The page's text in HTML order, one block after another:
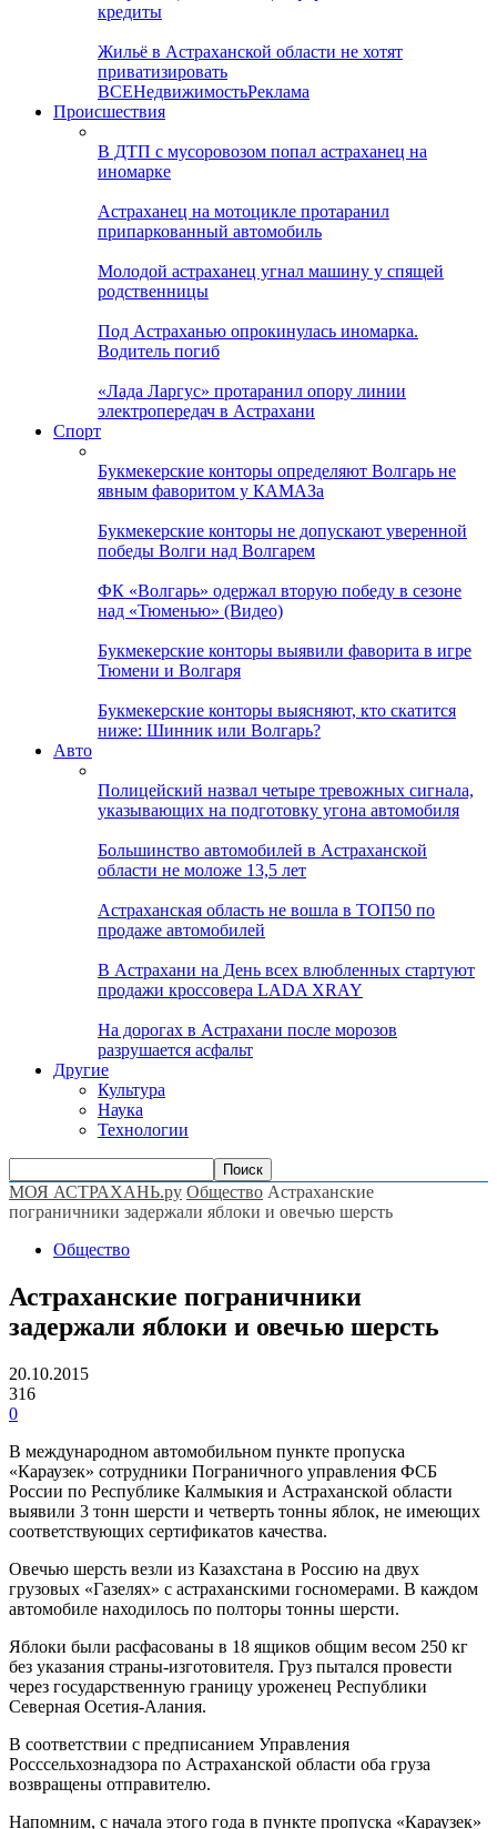
кредиты
Жильё в Астраханской области не хотят
приватизировать
ВСЕНедвижимостьРеклама
Происшествия
В ДТП с мусоровозом попал астраханец на
иномарке
Астраханец на мотоцикле протаранил
припаркованный автомобиль
Молодой астраханец угнал машину у спящей
родственницы
Под Астраханью опрокинулась иномарка.
Водитель погиб
«Лада Ларгус» протаранил опору линии
электропередач в Астрахани
Спорт
Букмекерские конторы определяют Волгарь не
явным фаворитом у КАМАЗа
Букмекерские конторы не допускают уверенной
победы Волги над Волгарем
ФК «Волгарь» одержал вторую победу в сезоне
над «Тюменью» (Видео)
Букмекерские конторы выявили фаворита в игре
Тюмени и Волгаря
Букмекерские конторы выясняют, кто скатится
ниже: Шинник или Волгарь?
Авто
Полицейский назвал четыре тревожных сигнала,
указывающих на подготовку угона автомобиля
Большинство автомобилей в Астраханской
области не моложе 13,5 лет
Астраханская область не вошла в ТОП50 по
продаже автомобилей
В Астрахани на День всех влюбленных стартуют
продажи кроссовера LADA XRAY
На дорогах в Астрахани после морозов
разрушается асфальт
Другие
Культура
Наука
Технологии
МОЯ АСТРАХАНЬ.ру Общество Астраханские
пограничники задержали яблоки и овечью шерсть
Общество
Астраханские пограничники
задержали яблоки и овечью шерсть
20.10.2015
316
0
В международном автомобильном пункте пропуска
«Караузек» сотрудники Пограничного управления ФСБ
России по Республике Калмыкия и Астраханской области
выявили 3 тонн шерсти и четверть тонны яблок, не имеющих
соответствующих сертификатов качества.
Овечью шерсть везли из Казахстана в Россию на двух
грузовых «Газелях» с астраханскими госномерами. В каждом
автомобиле находилось по полторы тонны шерсти.
Яблоки были расфасованы в 18 ящиков общим весом 250 кг
без указания страны-изготовителя. Груз пытался провести
через государственную границу уроженец Республики
Северная Осетия-Алания.
В соответствии с предписанием Управления
Росссельхознадзора по Астраханской области оба груза
возвращены отправителю.
Напомним, с начала этого года в пункте пропуска «Караузек»